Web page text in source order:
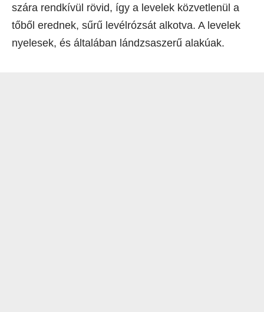
szára rendkívül rövid, így a levelek közvetlenül a
tőből erednek, sűrű levélrózsát alkotva. A levelek
nyelesek, és általában lándzsaszerű alakúak.